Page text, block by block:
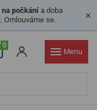
počkánía doba
Omlouváme se.
0
Menu